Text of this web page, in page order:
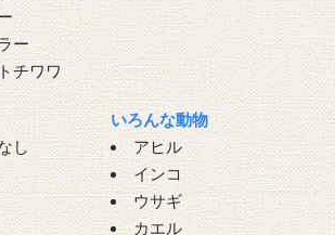
ー
チワワ
し
いろんな動物
アヒル
インコ
ウサギ
カエル